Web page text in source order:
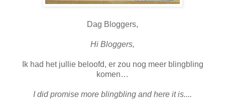
Dag Bloggers,
Hi Bloggers,
Ik had het jullie beloofd, er zou nog meer blingbling
komen…
I did promise more blingbling and here it is....